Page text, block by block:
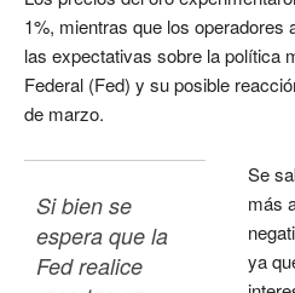
1%, mientras que los operadores
las expectativas sobre la política
Federal (Fed) y su posible
de marzo.
Si bien se
espera que la
Fed realice
Se
más
ya